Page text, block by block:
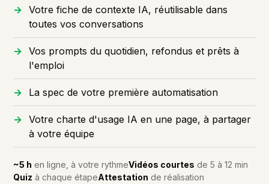
Votre fiche de contexte IA, réutilisable dans
toutes vos conversations
Vos prompts du quotidien, refondus et prêts à
l'emploi
La spec de votre première automatisation
Votre charte d'usage IA en une page, à partager
à votre équipe
~5 h en ligne, à votre rythmeVidéos courtes de 5 à 12 min
Quiz à chaque étapeAttestation de réalisation